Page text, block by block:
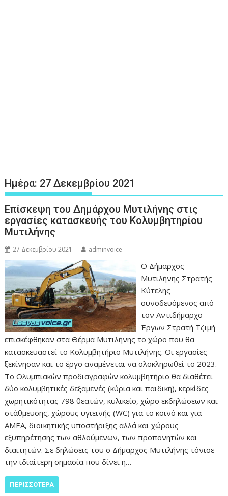
Ημέρα: 27 Δεκεμβρίου 2021
Επίσκεψη του Δημάρχου Μυτιλήνης στις
εργασίες κατασκευής του Κολυμβητηρίου
Μυτιλήνης
27 Δεκεμβρίου 2021 adminvoice
Ο Δήμαρχος
Μυτιλήνης Στρατής
Κύτελης
συνοδευόμενος από
τον Αντιδήμαρχο
Έργων Στρατή Τζιμή
επισκέφθηκαν στα Θέρμα Μυτιλήνης το χώρο που θα
κατασκευαστεί το Κολυμβητήριο Μυτιλήνης. Οι εργασίες
ξεκίνησαν και το έργο αναμένεται να ολοκληρωθεί το 2023.
Το Ολυμπιακών προδιαγραφών κολυμβητήριο θα διαθέτει
δύο κολυμβητικές δεξαμενές (κύρια και παιδική), κερκίδες
χωρητικότητας 798 θεατών, κυλικείο, χώρο εκδηλώσεων και
στάθμευσης, χώρους υγιεινής (WC) για το κοινό και για
ΑΜΕΑ, διοικητικής υποστήριξης αλλά και χώρους
εξυπηρέτησης των αθλούμενων, των προπονητών και
διαιτητών. Σε δηλώσεις του ο Δήμαρχος Μυτιλήνης τόνισε
την ιδιαίτερη σημασία που δίνει η…
ΠΕΡΙΣΣΌΤΕΡΑ